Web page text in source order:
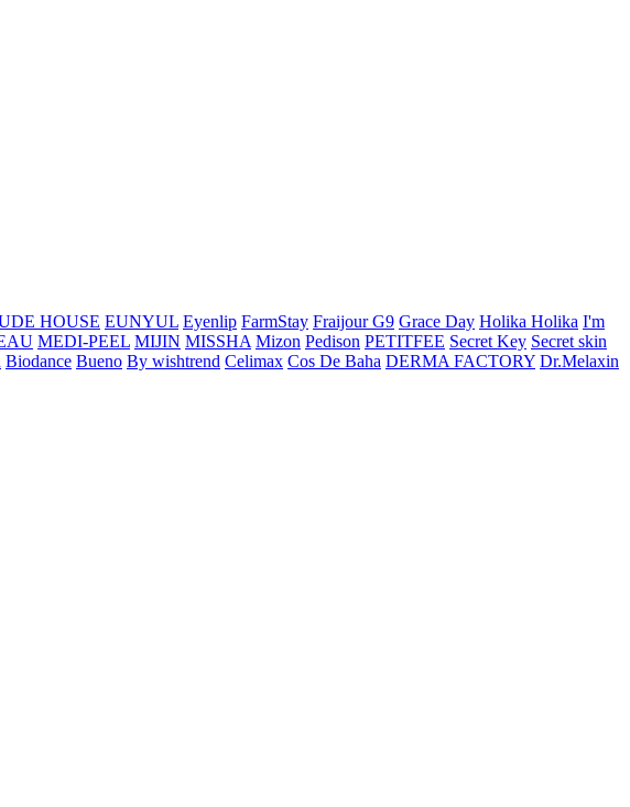
HOUSE EUNYUL Eyenlip FarmStay FraijourG9 Grace Day Holika Holika I'm
MEDI-PEEL MIJIN MISSHA Mizon Pedison PETITFEE Secret Key Secret skin
Biodance Bueno By wishtrend Celimax Cos De Baha DERMA FACTORY Dr.Melaxin